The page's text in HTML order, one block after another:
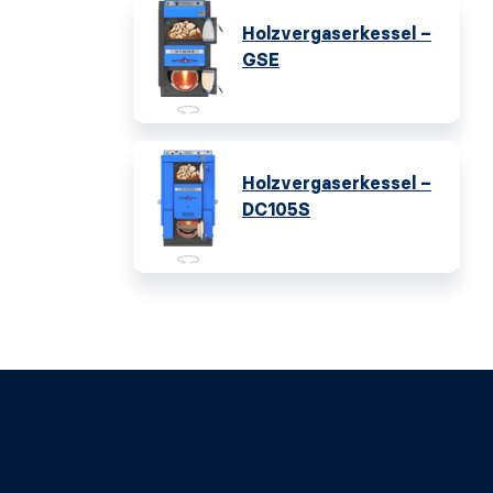
Holzvergaserkessel –
GSE
Holzvergaserkessel –
DC105S